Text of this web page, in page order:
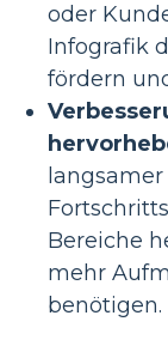
oder
Infografik
fördern
Bereiche
mehr
benötigen.